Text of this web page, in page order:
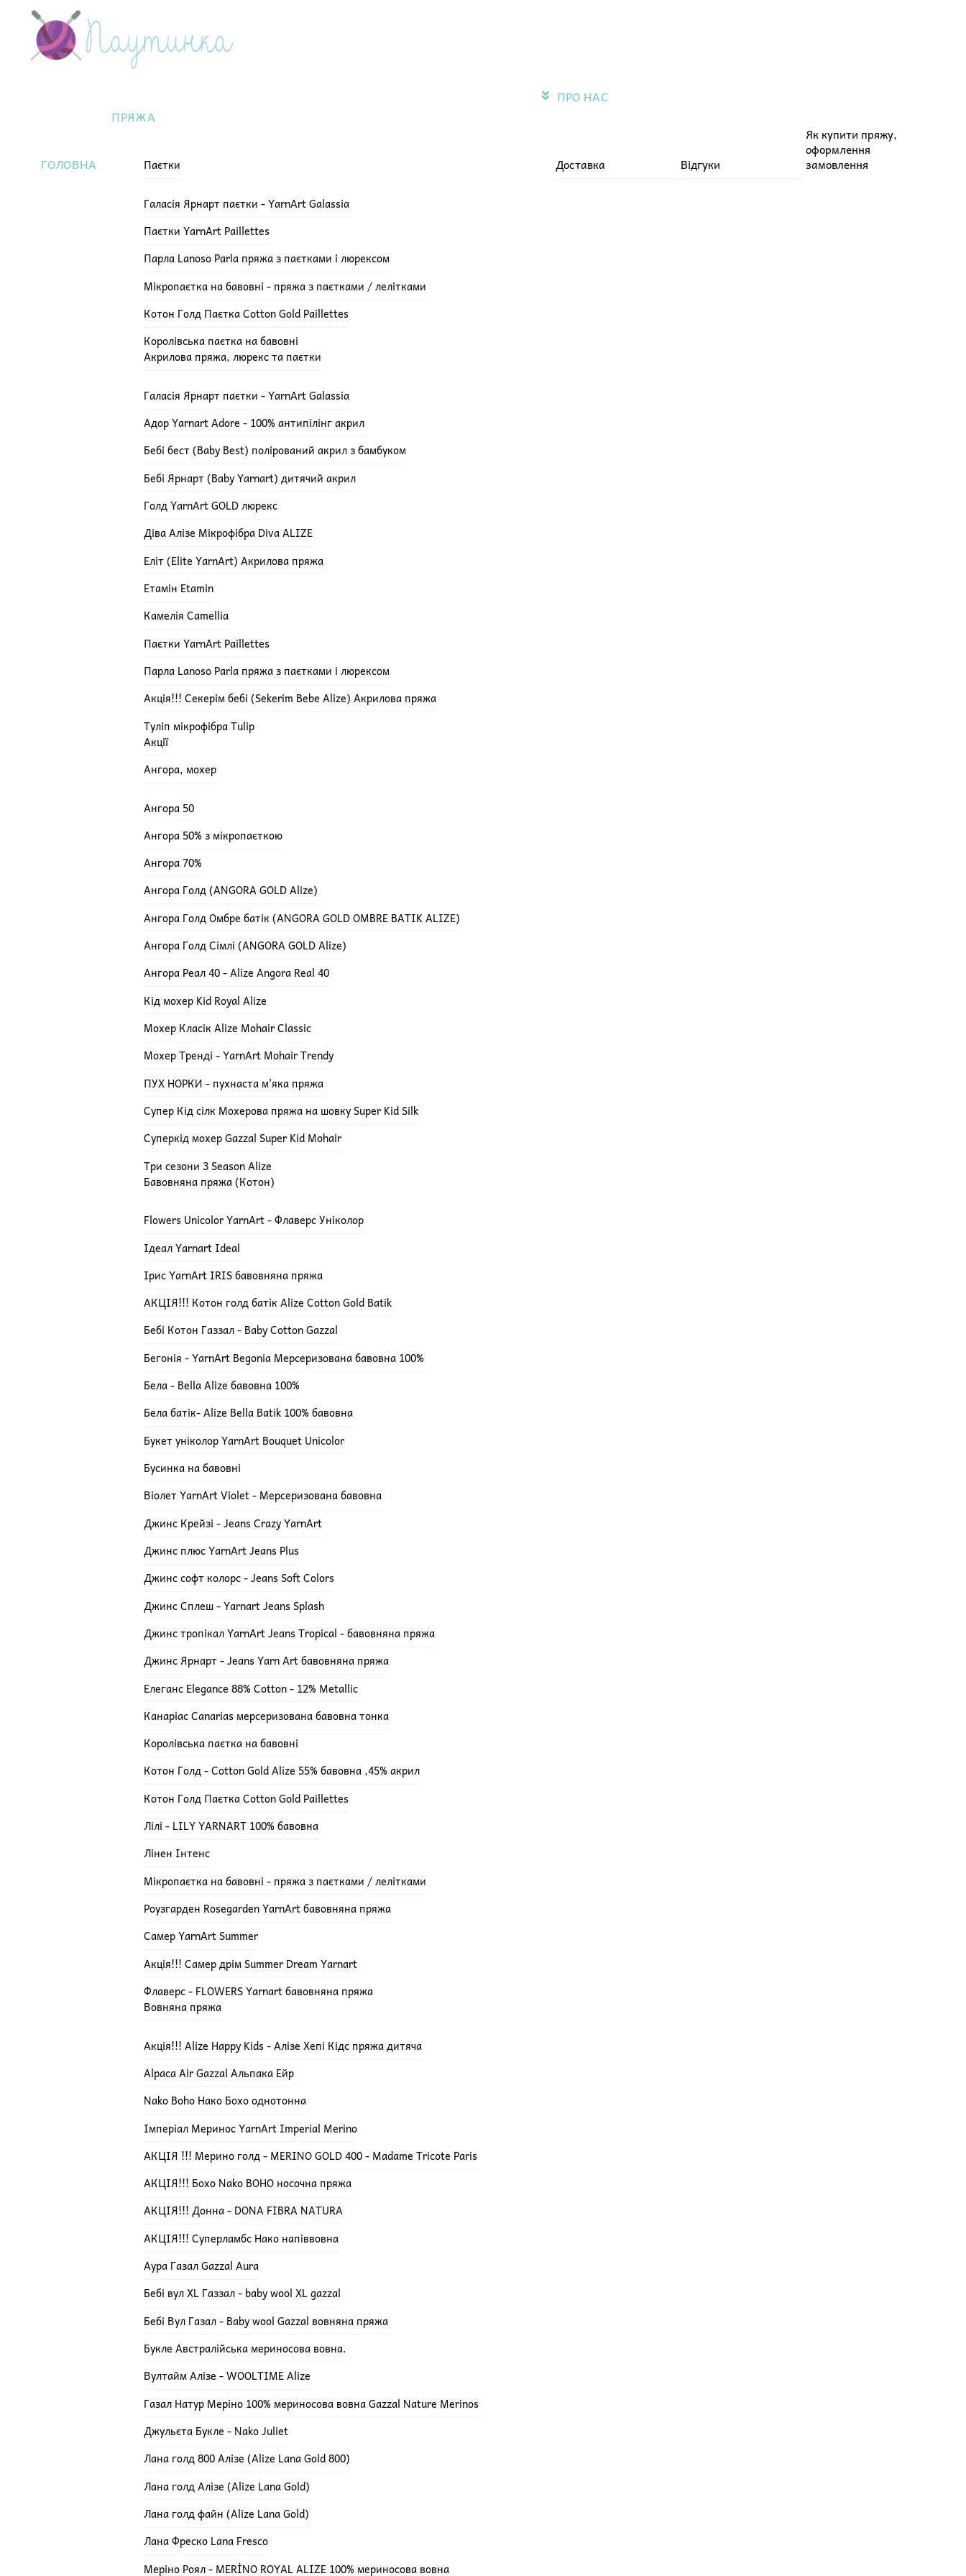
content
Menu
ГОЛОВНА
ПРЯЖА
Паєтки
Галасія Ярнарт паєтки - YarnArt Galassia
Паєтки YarnArt Paillettes
Парла Lanoso Parla пряжа з паєтками і люрексом
Мікропаєтка на бавовні - пряжа з паєтками / лелітками
Котон Голд Паєтка Cotton Gold Paillettes
Королівська паєтка на бавовні
Акрилова пряжа, люрекс та паєтки
Галасія Ярнарт паєтки - YarnArt Galassia
Адор Yarnart Adore - 100% антипілінг акрил
Бебі бест (Baby Best) полірований акрил з бамбуком
Бебі Ярнарт (Baby Yarnart) дитячий акрил
Голд YarnArt GOLD люрекс
Діва Алізе Мікрофібра Diva ALIZE
Еліт (Elite YarnArt) Акрилова пряжа
Етамін Etamin
Камелія Camellia
Паєтки YarnArt Paillettes
Парла Lanoso Parla пряжа з паєтками і люрексом
Акція!!! Секерім бебі (Sekerim Bebe Alize) Акрилова пряжа
Туліп мікрофібра Tulip
Акції
Ангора, мохер
Ангора 50
Ангора 50% з мікропаєткою
Ангора 70%
Ангора Голд (ANGORA GOLD Alize)
Ангора Голд Омбре батік (ANGORA GOLD OMBRE BATIK ALIZE)
Ангора Голд Сімлі (ANGORA GOLD Alize)
Ангора Реал 40 - Alize Angora Real 40
Кід мохер Kid Royal Alize
Мохер Класік Alize Mohair Classic
Мохер Тренді - YarnArt Mohair Trendy
ПУХ НОРКИ - пухнаста м'яка пряжа
Супер Кід сілк Мохерова пряжа на шовку Super Kid Silk
Суперкід мохер Gazzal Super Kid Mohair
Три сезони 3 Season Alize
Бавовняна пряжа (Котон)
Flowers Unicolor YarnArt - Флаверс Уніколор
Ідеал Yarnart Ideal
Ірис YarnArt IRIS бавовняна пряжа
АКЦІЯ!!! Котон голд батік Alize Cotton Gold Batik
Бебі Котон Газзал - Baby Cotton Gazzal
Бегонія - YarnArt Begonia Мерсеризована бавовна 100%
Бела - Bella Alize бавовна 100%
Бела батік- Alize Bella Batik 100% бавовна
Букет уніколор YarnArt Bouquet Unicolor
Бусинка на бавовні
Віолет YarnArt Violet - Мерсеризована бавовна
Джинс Крейзі - Jeans Crazy YarnArt
Джинс плюс YarnArt Jeans Plus
Джинс софт колорс - Jeans Soft Colors
Джинс Сплеш - Yarnart Jeans Splash
Джинс тропікал YarnArt Jeans Tropical - бавовняна пряжа
Джинс Ярнарт - Jeans Yarn Art бавовняна пряжа
Елеганс Elegance 88% Cotton - 12% Metallic
Канаріас Canarias мерсеризована бавовна тонка
Королівська паєтка на бавовні
Котон Голд - Cotton Gold Alize 55% бавовна ,45% акрил
Котон Голд Паєтка Cotton Gold Paillettes
Лілі - LILY YARNART 100% бавовна
Лінен Інтенс
Мікропаєтка на бавовні - пряжа з паєтками / лелітками
Роузгарден Rosegarden YarnArt бавовняна пряжа
Самер YarnArt Summer
Акція!!! Самер дрім Summer Dream Yarnart
Флаверс - FLOWERS Yarnart бавовняна пряжа
Вовняна пряжа
Акція!!! Alize Happy Kids - Алізе Хепі Кідс пряжа дитяча
Alpaca Air Gazzal Альпака Ейр
Nako Boho Нако Бохо однотонна
Імперіал Меринос YarnArt Imperial Merino
АКЦІЯ !!! Мерино голд - MERINO GOLD 400 - Madame Tricote Paris
АКЦІЯ!!! Бохо Nako BOHO носочна пряжа
АКЦІЯ!!! Донна - DONA FIBRA NATURA
АКЦІЯ!!! Суперламбс Нако напіввовна
Аура Газал Gazzal Aura
Бебі вул XL Газзал - baby wool XL gazzal
Бебі Вул Газал - Baby wool Gazzal вовняна пряжа
Букле Австралійська мериносова вовна.
Вултайм Алізе - WOOLTIME Alize
Газал Натур Меріно 100% мериносова вовна Gazzal Nature Merinos
Джульєта Букле - Nako Juliet
Лана голд 800 Алізе (Alize Lana Gold 800)
Лана голд Алізе (Alize Lana Gold)
Лана голд файн (Alize Lana Gold)
Лана Фреско Lana Fresco
Меріно Роял - MERİNO ROYAL ALIZE 100% мериносова вовна
ПРО НАС
Доставка Відгуки
Як купити пряжу,
оформлення
замовлення